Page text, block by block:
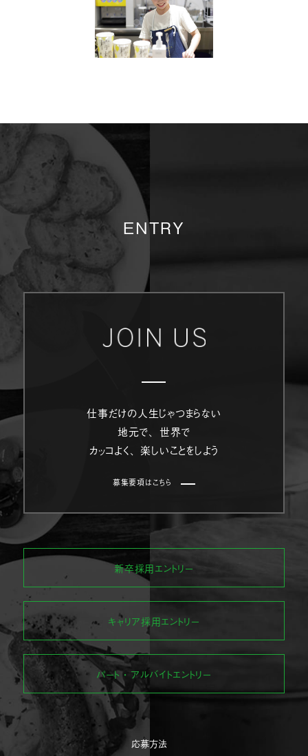
ENTRY
仕事だけの人生じゃつまらない
地元で、世界で
カッコよく、楽しいことをしよう
募集要項はこちら
新卒採用エントリー
キャリア採用エントリー
パート・アルバイトエントリー
応募方法